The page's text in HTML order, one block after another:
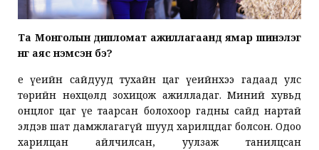
Та Монголын дипломат ажиллагаанд ямар шинэлэг
өнгө аяс нэмсэн бэ?
Үе үеийн сайдууд тухайн цаг үеийнхээ гадаад улс
төрийн нөхцөлд зохицож ажилладаг. Миний хувьд
онцлог цаг үе таарсан болохоор гадны сайд нартай
элдэв шат дамжлагагүй шууд харилцдаг болсон. Одоо
харилцан айлчилсан, уулзаж танилцсан